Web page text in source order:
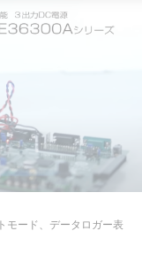
モード、データロガー表